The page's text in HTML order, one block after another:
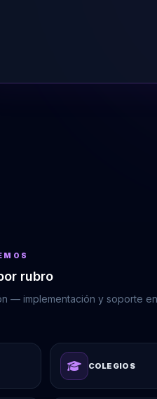
rubro
— implementación y soporte
COLEGIOS